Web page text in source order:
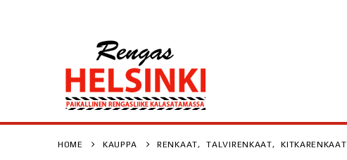
HOME KAUPPA RENKAAT, TALVIRENKAAT, KITKARENKAAT